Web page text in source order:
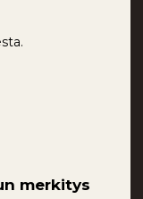
merkitys